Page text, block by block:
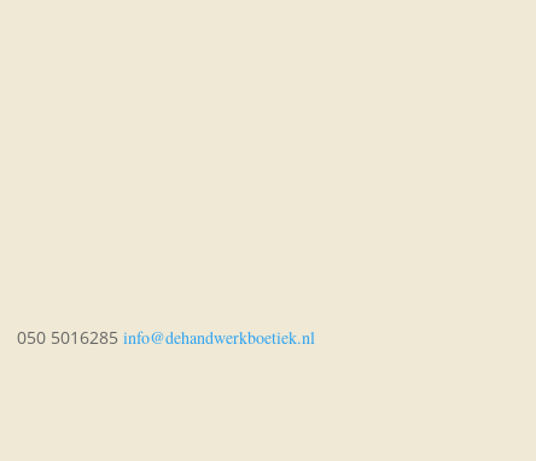
050 5016285 info@dehandwerkboetiek.nl